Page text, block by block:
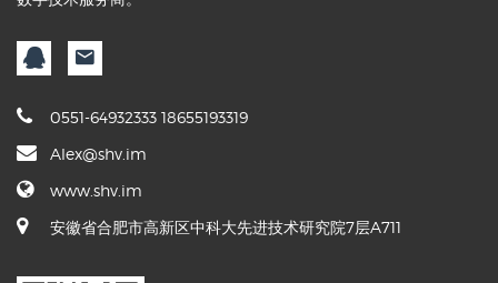
0551-64932333 18655193319
Alex@shv.im
www.shv.im
安徽省合肥市高新区中科大先进技术研究院7层A711